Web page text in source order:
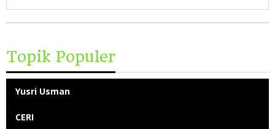
Topik Populer
Yusri Usman
CERI